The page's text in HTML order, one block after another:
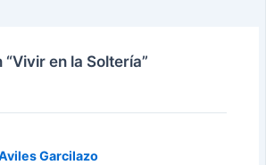
en la Soltería”
Garcilazo